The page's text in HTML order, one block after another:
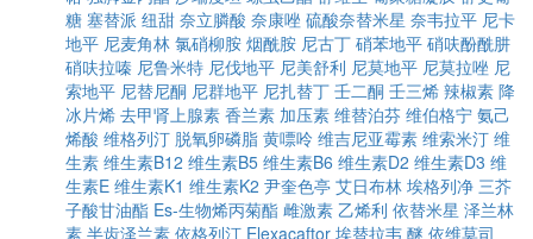
糖 塞替派 纽甜 奈立膦酸 奈康唑 硫酸奈替米星 奈韦拉平 尼卡
地平 尼麦角林 氯硝柳胺 烟酰胺 尼古丁 硝苯地平 硝呋酚酰肼
硝呋拉嗪 尼鲁米特 尼伐地平 尼美舒利 尼莫地平 尼莫拉唑 尼
索地平 尼替尼酮 尼群地平 尼扎替丁 壬二酮 壬三烯 辣椒素 降
冰片烯 去甲肾上腺素 香兰素 加压素 维替泊芬 维伯格宁 氨己
烯酸 维格列汀 脱氧卵磷脂 黄嘌呤 维吉尼亚霉素 维索米汀 维
生素 维生素B12 维生素B5 维生素B6 维生素D2 维生素D3 维
生素E 维生素K1 维生素K2 尹奎色亭 艾日布林 埃格列净 三芥
子酸甘油酯 Es-生物烯丙菊酯 雌激素 乙烯利 依替米星 泽兰林
素 半齿泽兰素 依格列汀 Elexacaftor 埃替拉韦 醚 依维莫司